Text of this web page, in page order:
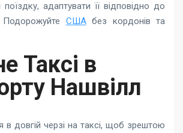
поїздку, адаптувати її відповідно до
СШАбез кордонів та
Таксі в
Нашвілл
в довгій черзі на таксі, щоб зрештою